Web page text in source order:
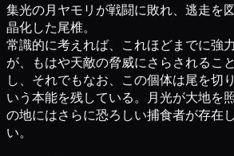
集光の月ヤモリが戦闘に敗れ、逃走を
晶化した尾椎。
常識的に考えれば、これほどまでに強
が、もはや天敵の脅威にさらされるこ
し、それでもなお、この個体は尾を切
いう本能を残している。月光が大地を
の地にはさらに恐ろしい捕食者が存在
い。